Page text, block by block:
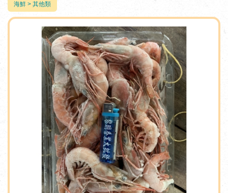
海鮮 其他類